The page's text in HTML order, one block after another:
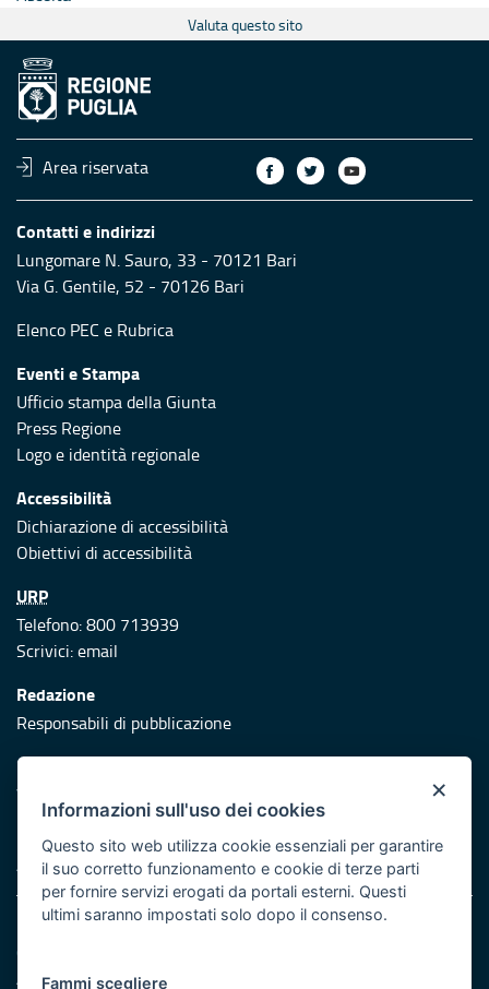
Valuta questo sito
Area riservata
Contatti e indirizzi
Lungomare N. Sauro, 33 - 70121 Bari
Via G. Gentile, 52 - 70126 Bari
Elenco PEC e Rubrica
Eventi e Stampa
Ufficio stampa della Giunta
Press Regione
Logo e identità regionale
Accessibilità
Dichiarazione di accessibilità
Obiettivi di accessibilità
URP
Telefono: 800 713939
Scrivici:email
Redazione
Responsabili di pubblicazione
Protezione civile
Vai al sito di Protezione Civile Puglia
Iniziativa finanziata con risorse del POR Puglia 2014/2020 -
Asse XI
Note legali
Cookie e privacy
Atti di notifica
×
Informazioni sull'uso dei cookies
Questo sito web utilizza cookie essenziali per garantire
il suo corretto funzionamento e cookie di terze parti
per fornire servizi erogati da portali esterni. Questi
ultimi saranno impostati solo dopo il consenso.
Fammi scegliere